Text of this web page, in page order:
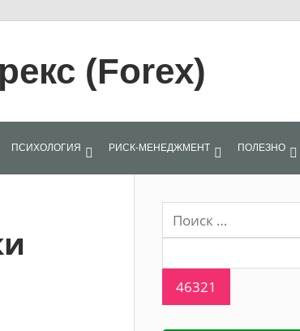
(Forex)
ПСИХОЛОГИЯ РИСК-МЕНЕДЖМЕНТ ПОЛЕЗНО